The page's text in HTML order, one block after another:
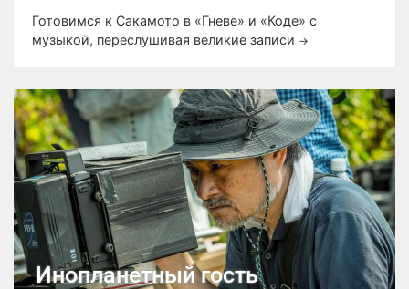
Готовимся к Сакамото в «Гневе» и «Коде» с
музыкой, переслушивая великие записи →
Инопланетный гость